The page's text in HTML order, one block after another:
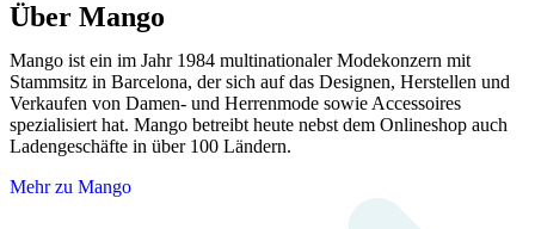
Über Mango
Mango ist ein im Jahr 1984 multinationaler Modekonzern mit
Stammsitz in Barcelona, der sich auf das Designen, Herstellen und
Verkaufen von Damen- und Herrenmode sowie Accessoires
spezialisiert hat. Mango betreibt heute nebst dem Onlineshop auch
Ladengeschäfte in über 100 Ländern.
Mehr zu Mango